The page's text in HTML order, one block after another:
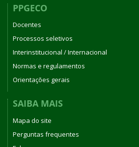
PPGECO
Docentes
Processos seletivos
Interinstitucional / Internacional
Normas e regulamentos
Orientações gerais
SAIBA MAIS
Mapa do site
Perguntas frequentes